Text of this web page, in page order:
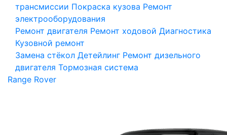
трансмиссии Покраска кузова Ремонт
электрооборудования
Ремонт двигателя Ремонт ходовой Диагностика
Кузовной ремонт
Замена стёкол Детейлинг Ремонт дизельного
двигателя Тормозная система
Range Rover